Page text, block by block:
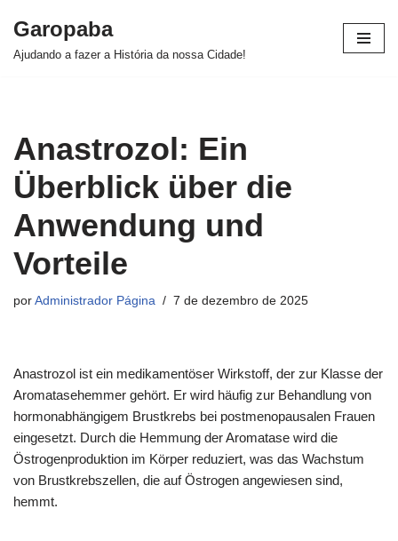
Pular
Garopaba
Ajudando a fazer a História da nossa Cidade!
Anastrozol: Ein
Überblick über die
Anwendung und
Vorteile
por Administrador Página 7 de dezembro de 2025
Anastrozol ist ein medikamentöser Wirkstoff, der zur Klasse der
Aromatasehemmer gehört. Er wird häufig zur Behandlung von
hormonabhängigem Brustkrebs bei postmenopausalen Frauen
eingesetzt. Durch die Hemmung der Aromatase wird die
Östrogenproduktion im Körper reduziert, was das Wachstum
von Brustkrebszellen, die auf Östrogen angewiesen sind,
hemmt.